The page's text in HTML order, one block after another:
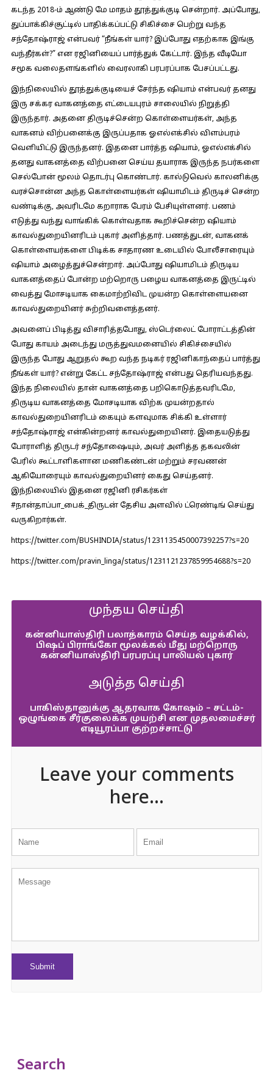
கடந்த 2018-ம் ஆண்டு மே மாதம் தூத்துக்குடி சென்றார். அப்போது,
துப்பாக்கிச்சூட்டில் பாதிக்கப்பட்டு சிகிச்சை பெற்று வந்த
சந்தோஷ்ராஜ் என்பவர் “நீங்கள் யார்? இப்போது எதற்காக இங்கு
வந்தீர்கள்?” என ரஜினியைப் பார்த்துக் கேட்டார். இந்த வீடியோ
சமூக வலைதளங்களில் வைரலாகி பரபரப்பாக பேசப்பட்டது.
இந்நிலையில் தூத்துக்குடியைச் சேர்ந்த ஷியாம் என்பவர் தனது
இரு சக்கர வாகனத்தை எட்டையபுரம் சாலையில் நிறுத்தி
இருந்தார். அதனை திருடிச்சென்ற கொள்ளையர்கள், அந்த
வாகனம் விற்பனைக்கு இருப்பதாக ஓஎல்எக்சில் விளம்பரம்
வெளியிட்டு இருந்தனர். இதனை பார்த்த ஷியாம், ஓஎல்எக்சில்
தனது வாகனத்தை விற்பனை செய்ய தயாராக இருந்த நபர்களை
செல்போன் மூலம் தொடர்பு கொண்டார். கால்டுவெல் காலனிக்கு
வரச்சொன்ன அந்த கொள்ளையர்கள் ஷியாமிடம் திருடிச் சென்ற
வண்டிக்கு, அவரிடமே கறாராக பேரம் பேசியுள்ளனர். பணம்
எடுத்து வந்து வாங்கிக் கொள்வதாக கூறிச்சென்ற ஷியாம்
காவல்துறையினரிடம் புகார் அளித்தார். பணத்துடன், வாகனக்
கொள்ளையர்களை பிடிக்க சாதாரண உடையில் போலீசாரையும்
ஷியாம் அழைத்துச்சென்றார். அப்போது ஷியாமிடம் திருடிய
வாகனத்தைப் போன்ற மற்றொரு பழைய வாகனத்தை இருட்டில்
வைத்து மோசடியாக கைமாற்றிவிட முயன்ற கொள்ளையனை
காவல்துறையினர் சுற்றிவளைத்தனர்.
அவனைப் பிடித்து விசாரித்தபோது, ஸ்டெர்லைட் போராட்டத்தின்
போது காயம் அடைந்து மருத்துவமனையில் சிகிச்சையில்
இருந்த போது ஆறுதல் கூற வந்த நடிகர் ரஜினிகாந்தைப் பார்த்து
நீங்கள் யார்? என்று கேட்ட சந்தோஷ்ராஜ் என்பது தெரியவந்தது.
இந்த நிலையில் தான் வாகனத்தை பறிகொடுத்தவரிடமே,
திருடிய வாகனத்தை மோசடியாக விற்க முயன்றதால்
காவல்துறையினரிடம் கையும் களவுமாக சிக்கி உள்ளார்
சந்தோஷ்ராஜ் என்கின்றனர் காவல்துறையினர். இதையடுத்து
போராளித் திருடர் சந்தோஷையும், அவர் அளித்த தகவலின்
பேரில் கூட்டாளிகளான மணிகண்டன் மற்றும் சரவணன்
ஆகியோரையும் காவல்துறையினர் கைது செய்தனர்.
இந்நிலையில் இதனை ரஜினி ரசிகர்கள்
#நான்தாப்பா_பைக்_திருடன்தேசிய அளவில் ட்ரெண்டிங் செய்து
வருகிறார்கள்.
https://twitter.com/BUSHINDIA/status/1231135450007392257?s=20
https://twitter.com/pravin_linga/status/1231121237859954688?s=20
முந்தய செய்தி
கன்னியாஸ்திரி பலாத்காரம் செய்த வழக்கில்,
பிஷப் பிராங்கோ மூலக்கல் மீது மற்றொரு
கன்னியாஸ்திரி பரபரப்பு பாலியல் புகார்
அடுத்த செய்தி
பாகிஸ்தானுக்கு ஆதரவாக கோஷம் – சட்டம்-
ஒழுங்கை சீர்குலைக்க முயற்சி என முதலமைச்சர்
எடியூரப்பா குற்றச்சாட்டு
Leave your comments
here...
Search